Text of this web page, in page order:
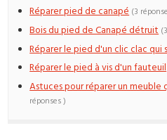
Réparer pied de canapé (3
Bois du pied de Canapé détruit
Réparer le pied d'un clic clac qui
Réparer le pied à vis d'un fauteuil
Astuces pour réparer un
réponses )